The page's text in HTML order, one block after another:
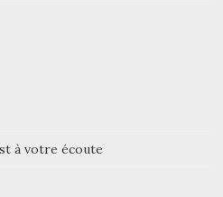
à votre écoute